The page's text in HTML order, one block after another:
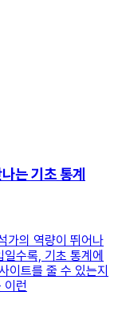
는 기초 통계
가의 역량이 뛰어나
수록, 기초 통계에
이트를 줄 수 있는지
이런